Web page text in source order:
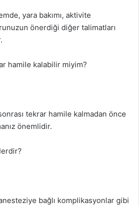
yara bakımı, aktivite
önerdiği diğer talimatları
hamile kalabilir miyim?
tekrar hamile kalmadan önce
önemlidir.
bağlı komplikasyonlar gibi